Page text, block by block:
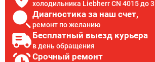
холодильника Liebherr CN 4015 до
Диагностика за наш счет,
ремонт по желанию
Бесплатный выезд курьера
в день обращения
Срочный ремонт